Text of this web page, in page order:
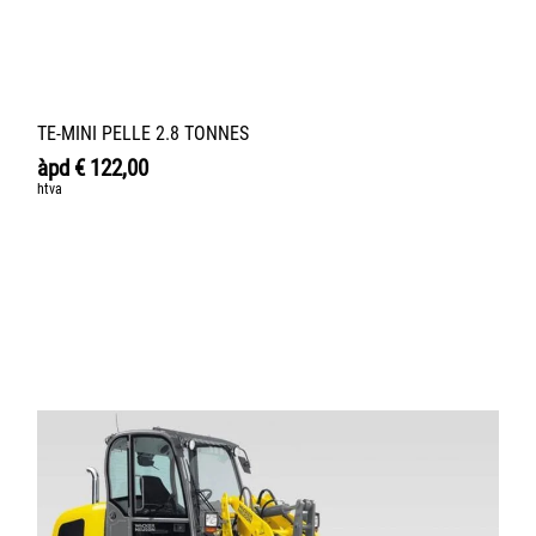
TE-MINI PELLE 2.8 TONNES
àpd €122,00
htva